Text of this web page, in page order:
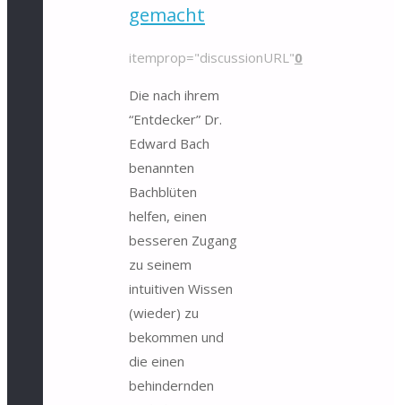
gemacht
itemprop="discussionURL"0
Die nach ihrem
“Entdecker” Dr.
Edward Bach
benannten
Bachblüten
helfen, einen
besseren Zugang
zu seinem
intuitiven Wissen
(wieder) zu
bekommen und
die einen
behindernden